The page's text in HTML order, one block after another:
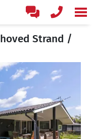
Strand /